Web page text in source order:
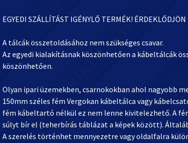
EGYEDI SZÁLLÍTÁST IGÉNYLŐ TERMÉK!
A tálcák összetoldásához nem szükséges csavar.
Az egyedi kialakításnak köszönhetően a kábeltálcák
köszönhetően.
Olyan ipari üzemekben, csarnokokban ahol nagyobb
150mm széles fém Vergokan kábeltálca vagy
fém kábeltartó nélkül ez nem lenne kivitelezhető. A
súlyt bír el (teherbírás táblázat a képek között).
A szerelés történhet mennyezetre vagy oldalfalra